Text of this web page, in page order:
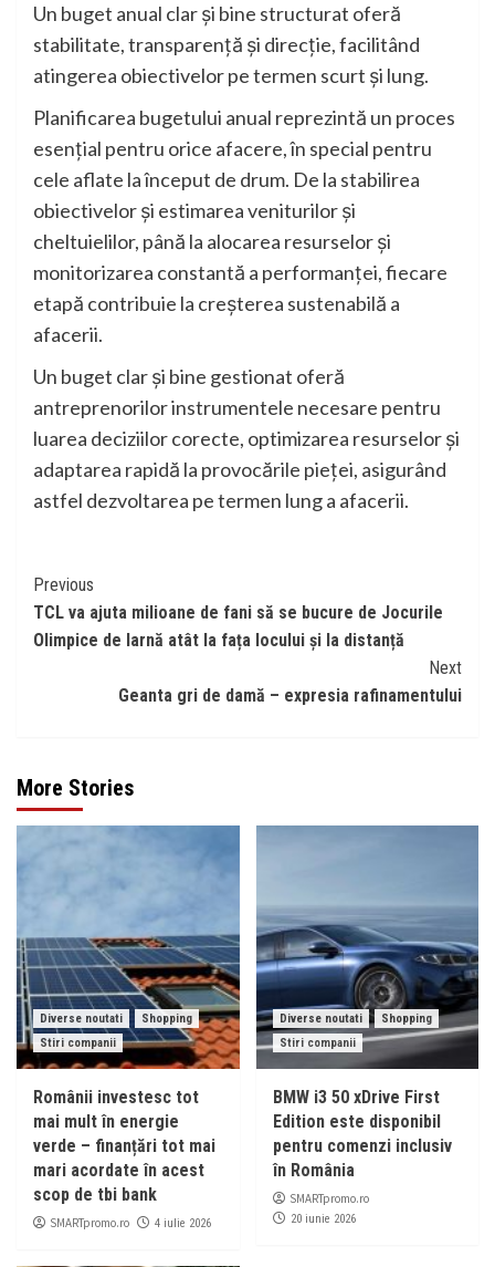
Un buget anual clar și bine structurat oferă
stabilitate, transparență și direcție, facilitând
atingerea obiectivelor pe termen scurt și lung.
Planificarea bugetului anual reprezintă un proces
esențial pentru orice afacere, în special pentru
cele aflate la început de drum. De la stabilirea
obiectivelor și estimarea veniturilor și
cheltuielilor, până la alocarea resurselor și
monitorizarea constantă a performanței, fiecare
etapă contribuie la creșterea sustenabilă a
afacerii.
Un buget clar și bine gestionat oferă
antreprenorilor instrumentele necesare pentru
luarea deciziilor corecte, optimizarea resurselor și
adaptarea rapidă la provocările pieței, asigurând
astfel dezvoltarea pe termen lung a afacerii.
Continue
Reading
Previous
TCL va ajuta milioane de fani să se bucure de Jocurile
Olimpice de Iarnă atât la fața locului și la distanță
Next
Geanta gri de damă – expresia rafinamentului
More Stories
Diverse noutati
Shopping
Stiri companii
Românii investesc tot
mai mult în energie
verde – finanțări tot mai
mari acordate în acest
scop de tbi bank
SMARTpromo.ro 4 iulie 2026
Diverse noutati
Shopping
Stiri companii
BMW i3 50 xDrive First
Edition este disponibil
pentru comenzi inclusiv
în România
SMARTpromo.ro
20 iunie 2026